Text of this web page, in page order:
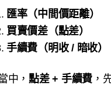
匯率（中間價距離）
買賣價差（點差）
手續費（明收 / 暗收）
中， 點差 + 手續費 ，